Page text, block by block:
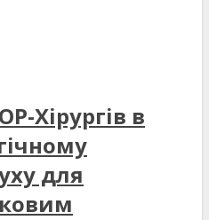
Хірургів в
для